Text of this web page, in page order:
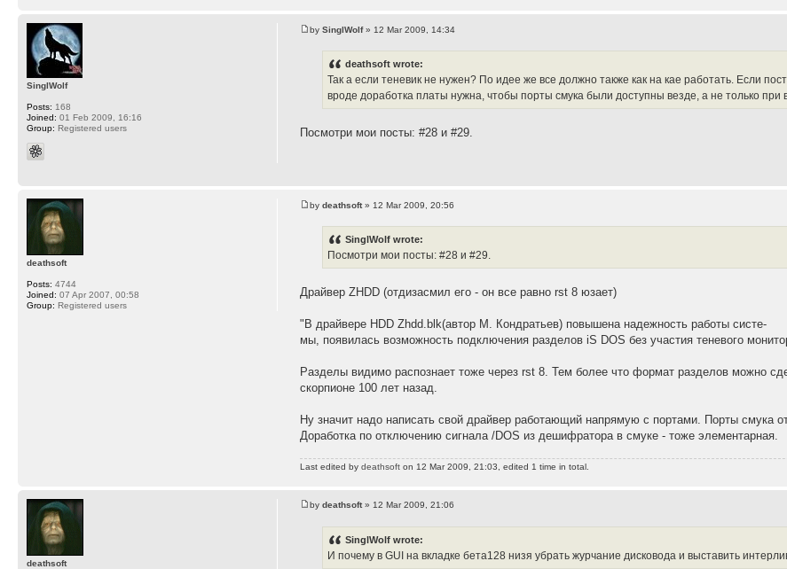
bySinglWolf» 12 Mar 2009, 14:34
deathsoft wrote:
Так а если теневик не нужен? По идее же все должно также как на кае работать. Если
вроде доработка платы нужна, чтобы порты смука были доступны везде, а не только при
Посмотри мои посты: #28 и #29.
SinglWolf
Posts: 168
Joined: 01 Feb 2009, 16:16
Group: Registered users
bydeathsoft» 12 Mar 2009, 20:56
SinglWolf wrote:
Посмотри мои посты: #28 и #29.
Драйвер ZHDD (отдизасмил его - он все равно rst 8 юзает)
"В драйвере HDD Zhdd.blk(автор М. Кондратьев) повышена надежность работы систе-
мы, появилась возможность подключения разделов iS DOS без участия теневого
Разделы видимо распознает тоже через rst 8. Тем более что формат разделов можно
скорпионе 100 лет назад.
Ну значит надо написать свой драйвер работающий напрямую с портами. Порты смука
Доработка по отключению сигнала /DOS из дешифратора в смуке - тоже элементарная.
Last edited bydeathsoft on 12 Mar 2009, 21:03, edited 1 time in total.
deathsoft
Posts: 4744
Joined: 07 Apr 2007, 00:58
Group: Registered users
bydeathsoft» 12 Mar 2009, 21:06
SinglWolf wrote:
И почему в GUI на вкладке бета128 низя убрать журчание дисковода и выставить
deathsoft